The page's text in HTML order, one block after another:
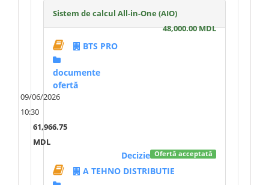
Sistem de calcul All-in-One (AIO)
48,000.00 MDL
BTS PRO
documente
ofertă
09/06/2026
10:30
61,966.75
MDL
Ofertă acceptată
Decizie
A TEHNO DISTRIBUTIE